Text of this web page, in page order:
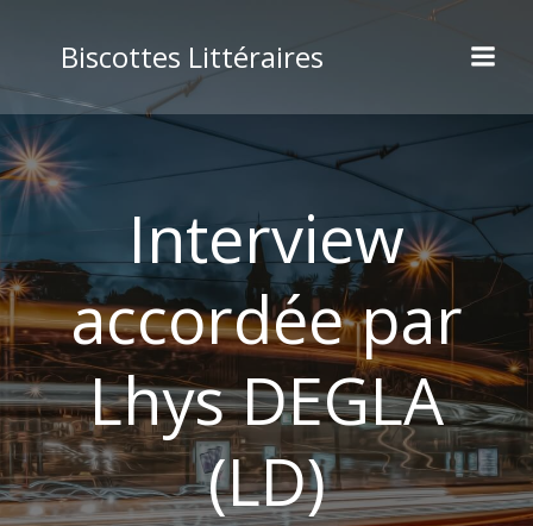
au
contenu
Biscottes Littéraires
Interview
accordée par
Lhys DEGLA
(LD)